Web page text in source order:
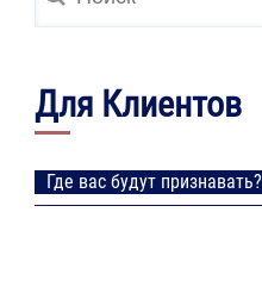
Для Клиентов
Где вас будут признавать?